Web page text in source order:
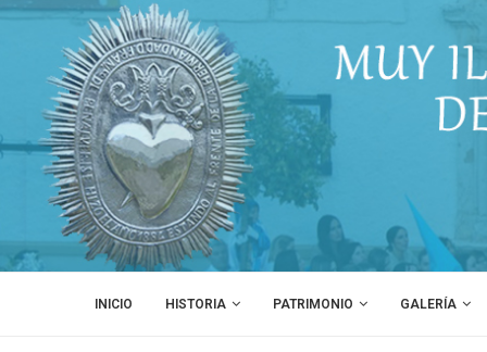
INICIO HISTORIA PATRIMONIO GALERÍA